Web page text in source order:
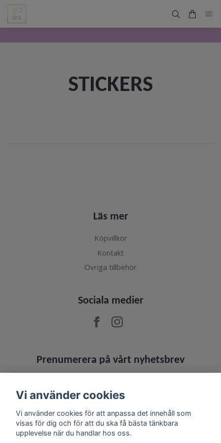
STICKERS
Läs mer
Köpvillkor
Kontakt
Övriga tillbehör
Sociala medier
Prenumerera på vårt nyhetsbrev
Vi använder cookies
Vi använder cookies för att anpassa det innehåll som
visas för dig och för att du ska få bästa tänkbara
upplevelse när du handlar hos oss.